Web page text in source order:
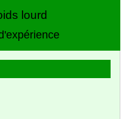
lourd